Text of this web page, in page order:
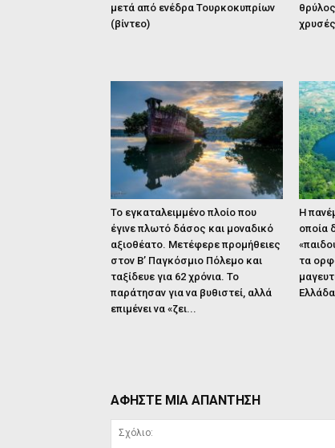
μετά από ενέδρα Τουρκοκυπρίων
(βίντεο)
Το εγκαταλειμμένο πλοίο που
έγινε πλωτό δάσος και μοναδικό
αξιοθέατο. Μετέφερε προμήθειες
στον Β’ Παγκόσμιο Πόλεμο και
ταξίδευε για 62 χρόνια. Το
παράτησαν για να βυθιστεί, αλλά
επιμένει να «ζει...
Η
οποία
τα
ΑΦΗΣΤΕ ΜΙΑ ΑΠΑΝΤΗΣΗ